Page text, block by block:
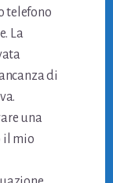
telefono
La
di
una
il mio